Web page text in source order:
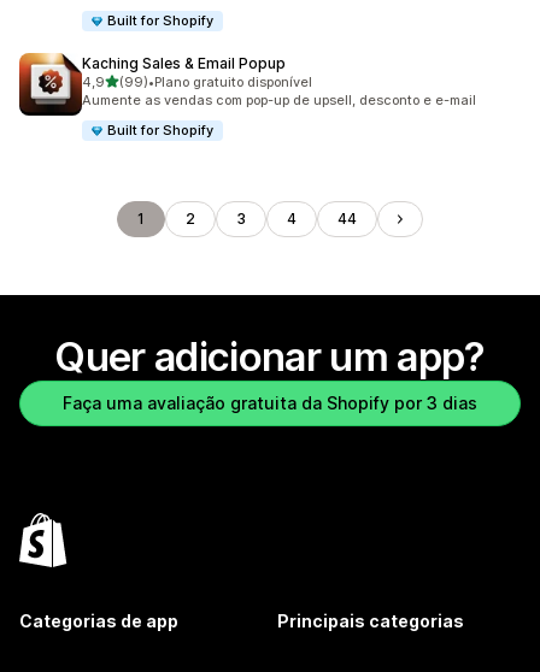
Built for Shopify
Kaching Sales & Email Popup
4,9de 5 estrelas
(99)
99 avaliações ao todo
•Plano gratuito disponível
Aumente as vendas com pop-up de upsell, desconto e e-mail
Built for Shopify
1 2 3 4 44
Quer adicionar um app?
Faça uma avaliação gratuita da Shopify por 3 dias
Categorias de app Principais categorias